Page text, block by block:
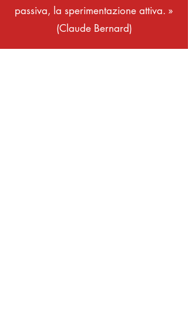
passiva, la sperimentazione attiva. »
(Claude Bernard)